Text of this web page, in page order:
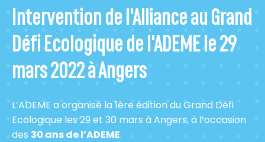
Intervention de l'Alliance au Grand
Défi Ecologique de l'ADEME le 29
mars 2022 à Angers
L’ADEME a organisé la 1ère édition du Grand Défi
Ecologique les 29 et 30 mars à Angers, à l’occasion
des 30 ans de l’ADEME.